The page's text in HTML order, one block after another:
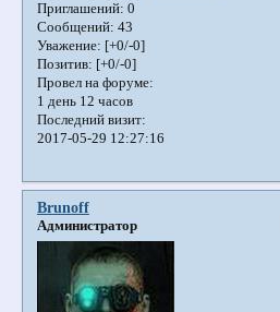
Приглашений: 0
Сообщений: 43
Уважение: [+0/-0]
Позитив: [+0/-0]
Провел на форуме:
1 день 12 часов
Последний визит:
2017-05-29 12:27:16
Brunoff
Администратор